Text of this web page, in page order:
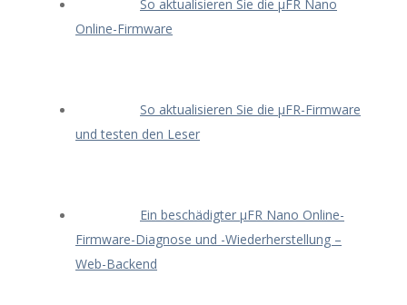
So aktualisieren Sie die μFR Nano
Online-Firmware
So aktualisieren Sie die μFR-Firmware
und testen den Leser
Ein beschädigter μFR Nano Online-
Firmware-Diagnose und -Wiederherstellung –
Web-Backend